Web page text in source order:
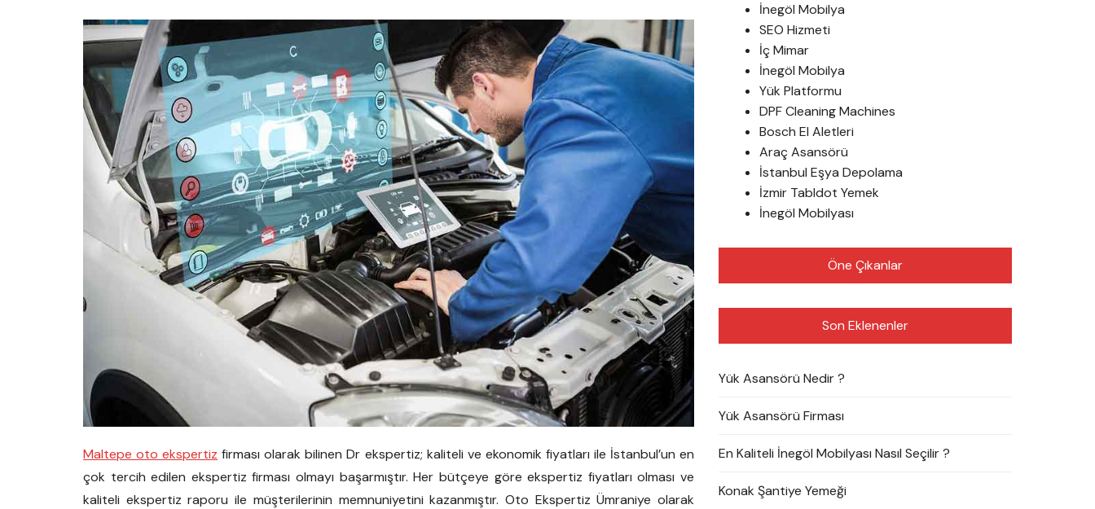
Maltepe oto ekspertiz firması olarak bilinen Dr ekspertiz; kaliteli ve ekonomik fiyatları ile İstanbul’un en
çok tercih edilen ekspertiz firması olmayı başarmıştır. Her bütçeye göre ekspertiz fiyatları olması ve
kaliteli ekspertiz raporu ile müşterilerinin memnuniyetini kazanmıştır. Oto Ekspertiz Ümraniye olarak
İnegöl Mobilya
SEO Hizmeti
İç Mimar
İnegöl Mobilya
Yük Platformu
DPF Cleaning Machines
Bosch El Aletleri
Araç Asansörü
İstanbul Eşya Depolama
İzmir Tabldot Yemek
İnegöl Mobilyası
Öne Çıkanlar
Son Eklenenler
Yük Asansörü Nedir ?
Yük Asansörü Firması
En Kaliteli İnegöl Mobilyası Nasıl Seçilir ?
Konak Şantiye Yemeği